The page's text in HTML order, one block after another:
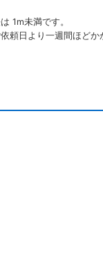
1m未満です。
頼日より一週間ほど